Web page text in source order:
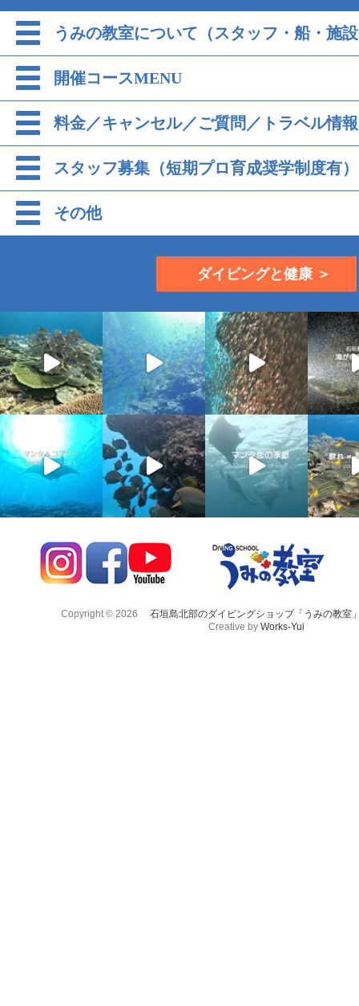
うみの教室について（スタッフ・船・施
開催コースMENU
料金／キャンセル／ご質問／トラベル情報
スタッフ募集（短期プロ育成奨学制度有）
その他
ダイビングと健康 ＞
Copyright © 2026
石垣島北部のダイビングショップ「うみの教室
Creative by Works-Yui